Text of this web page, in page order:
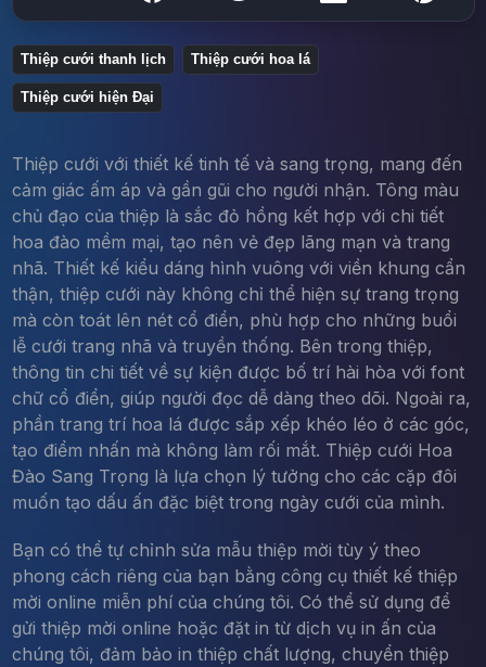
Thiệp cưới thanh lịch Thiệp cưới hoa lá
Thiệp cưới hiện Đại
Thiệp cưới với thiết kế tinh tế và sang trọng, mang đến
cảm giác ấm áp và gần gũi cho người nhận. Tông màu
chủ đạo của thiệp là sắc đỏ hồng kết hợp với chi tiết
hoa đào mềm mại, tạo nên vẻ đẹp lãng mạn và trang
nhã. Thiết kế kiểu dáng hình vuông với viền khung cẩn
thận, thiệp cưới này không chỉ thể hiện sự trang trọng
mà còn toát lên nét cổ điển, phù hợp cho những buổi
lễ cưới trang nhã và truyền thống. Bên trong thiệp,
thông tin chi tiết về sự kiện được bố trí hài hòa với font
chữ cổ điển, giúp người đọc dễ dàng theo dõi. Ngoài ra,
phần trang trí hoa lá được sắp xếp khéo léo ở các góc,
tạo điểm nhấn mà không làm rối mắt. Thiệp cưới Hoa
Đào Sang Trọng là lựa chọn lý tưởng cho các cặp đôi
muốn tạo dấu ấn đặc biệt trong ngày cưới của mình.
Bạn có thể tự chỉnh sửa mẫu thiệp mời tùy ý theo
phong cách riêng của bạn bằng công cụ thiết kế thiệp
mời online miễn phí của chúng tôi. Có thể sử dụng để
gửi thiệp mời online hoặc đặt in từ dịch vụ in ấn của
chúng tôi, đảm bảo in thiệp chất lượng, chuyển thiệp